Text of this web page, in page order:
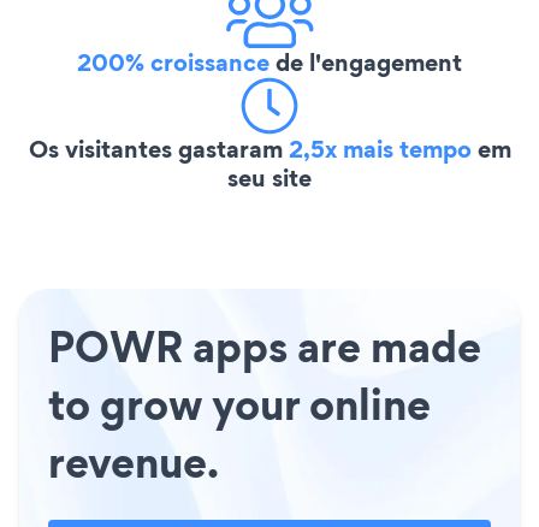
200% croissancede l'engagement
Os visitantes gastaram2,5x mais tempoem
seu site
POWR apps are made
to grow your online
revenue.